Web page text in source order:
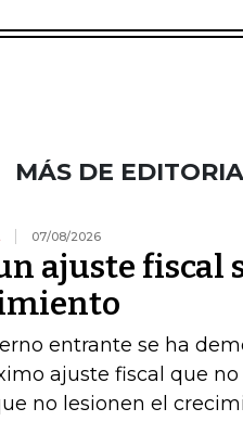
MÁS DE
07/08/2026
ajuste fiscal
entrante se ha
ajuste fiscal que
no lesionen el